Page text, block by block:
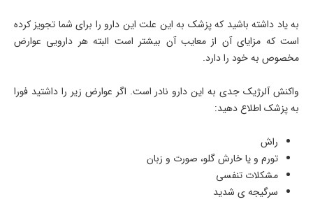
به یاد داشته باشید که پزشک به این علت این دارو را برای شما تجویز کرده
است که مزایای آن از معایب آن بیشتر است البته هر دارویی عوارض
مخصوص به خود را دارد.
واکنش آلرژیک جدی به این دارو نادر است. اگر عوارض زیر را داشتید فورا
به پزشک اطلاع دهید:
راش
تورم و یا خارش گلو، صورت و زبان
مشکلات تنفسی
سرگیجه ی شدید